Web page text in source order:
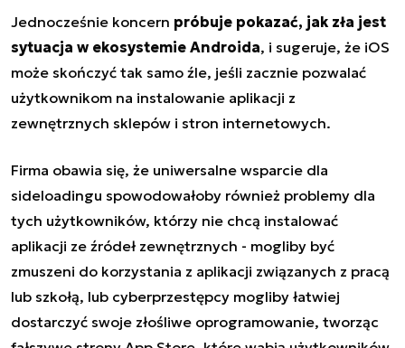
Jednocześnie koncern próbuje pokazać, jak zła jest
sytuacja w ekosystemie Androida, i sugeruje, że iOS
może skończyć tak samo źle, jeśli zacznie pozwalać
użytkownikom na instalowanie aplikacji z
zewnętrznych sklepów i stron internetowych.
Firma obawia się, że uniwersalne wsparcie dla
sideloadingu spowodowałoby również problemy dla
tych użytkowników, którzy nie chcą instalować
aplikacji ze źródeł zewnętrznych - mogliby być
zmuszeni do korzystania z aplikacji związanych z pracą
lub szkołą, lub cyberprzestępcy mogliby łatwiej
dostarczyć swoje złośliwe oprogramowanie, tworząc